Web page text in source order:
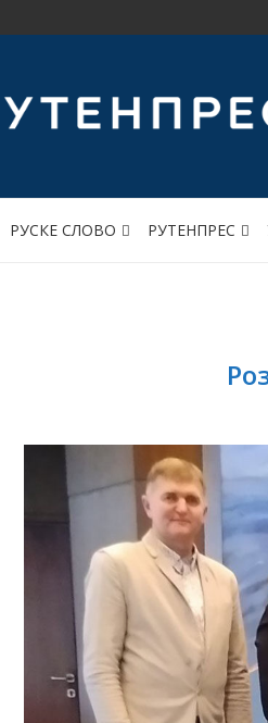
РУСКЕ СЛОВО РУТЕНПРЕС